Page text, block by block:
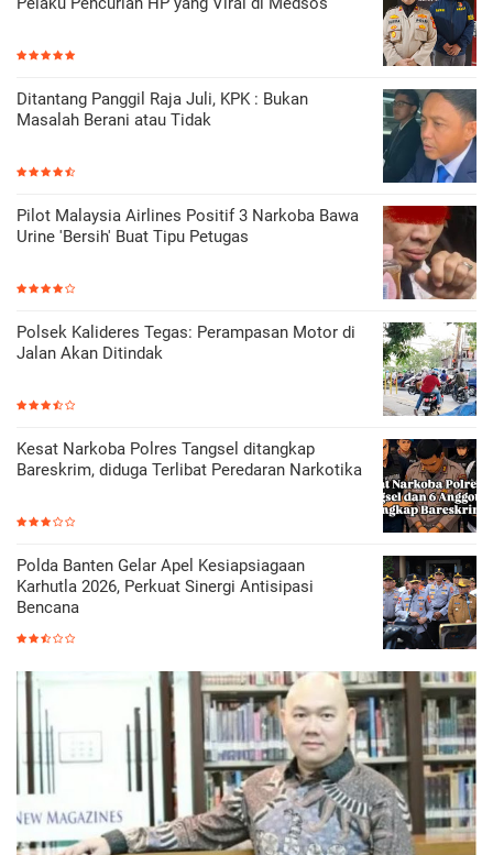
Ditantang Panggil Raja Juli, KPK : Bukan
Masalah Berani atau Tidak
Pilot Malaysia Airlines Positif 3 Narkoba Bawa
Urine 'Bersih' Buat Tipu Petugas
Polsek Kalideres Tegas: Perampasan Motor di
Jalan Akan Ditindak
Kesat Narkoba Polres Tangsel ditangkap
Bareskrim, diduga Terlibat Peredaran Narkotika
Polda Banten Gelar Apel Kesiapsiagaan
Karhutla 2026, Perkuat Sinergi Antisipasi
Bencana